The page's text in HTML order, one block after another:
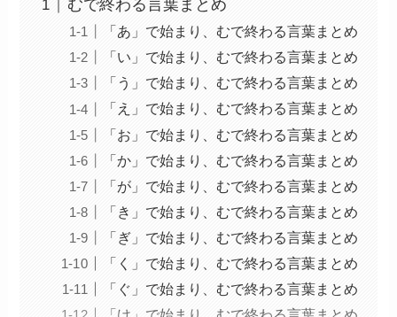
むで終わる言葉まとめ
「あ」で始まり、むで終わる言葉まとめ
「い」で始まり、むで終わる言葉まとめ
「う」で始まり、むで終わる言葉まとめ
「え」で始まり、むで終わる言葉まとめ
「お」で始まり、むで終わる言葉まとめ
「か」で始まり、むで終わる言葉まとめ
「が」で始まり、むで終わる言葉まとめ
「き」で始まり、むで終わる言葉まとめ
「ぎ」で始まり、むで終わる言葉まとめ
「く」で始まり、むで終わる言葉まとめ
「ぐ」で始まり、むで終わる言葉まとめ